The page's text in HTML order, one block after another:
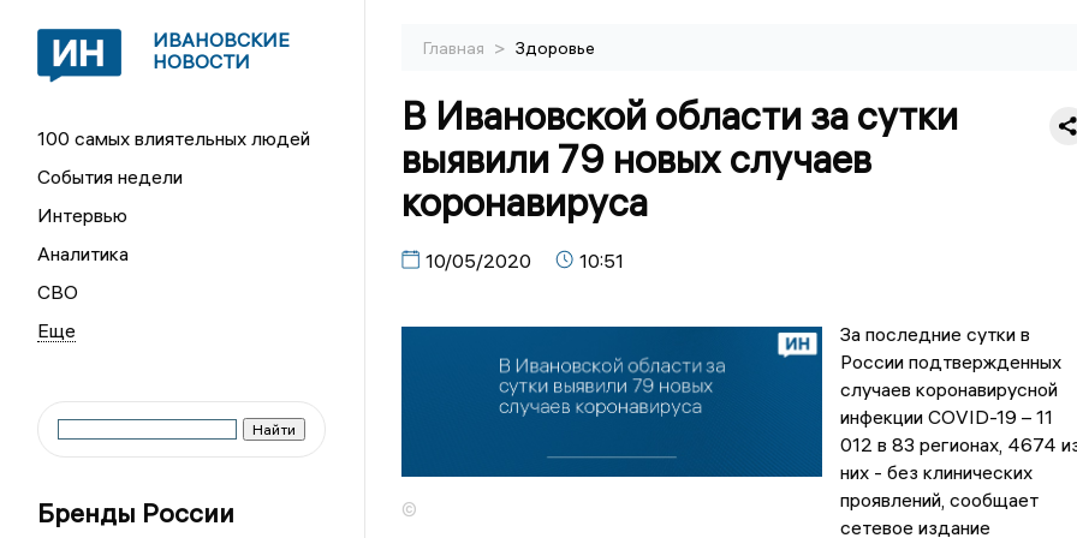
ИВАНОВСКИЕ
НОВОСТИ
100 самых влиятельных людей
События недели
Интервью
Аналитика
СВО
Бренды России
Главная > Здоровье
В Ивановской области за сутки
выявили 79 новых случаев
коронавируса
10/05/2020 10:51
©
За последние сутки в
России подтвержденных
случаев коронавирусной
инфекции COVID-19 – 11
012 в 83 регионах, 4674
них - без клинических
проявлений, сообщает
сетевое издание